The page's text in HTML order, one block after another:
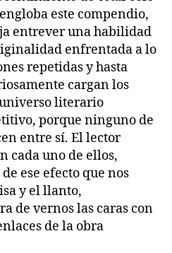
este compendio,
entrever una habilidad
enfrentada a lo
repetidas y hasta
cargan los
literario
porque ninguno de
entre sí. El lector
cada uno de ellos,
ese efecto que nos
y el llanto,
de vernos las caras con
de la obra